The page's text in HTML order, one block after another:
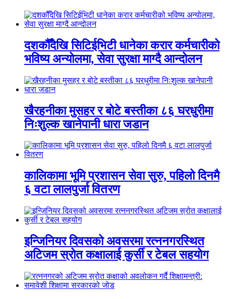
दशकौँदेखि सिटिईभिटी धानेका करार कर्मचारीको
भविष्य अन्योलमा, सेवा सुरक्षा माग्दै आन्दोलन
खैरहनीका मुसहर र बोटे बस्तीका ८६ घरधुरीमा
निःशुल्क खानेपानी धारा जडान
कालिकामा भूमि प्रशासन सेवा सुरु, पहिलो दिनमै
६ वटा लालपुर्जा वितरण
इन्जिनियर दिवसको अवसरमा रत्ननगरस्थित
अटिजम स्रोत कक्षालाई कुर्सी र टेबल सहयोग